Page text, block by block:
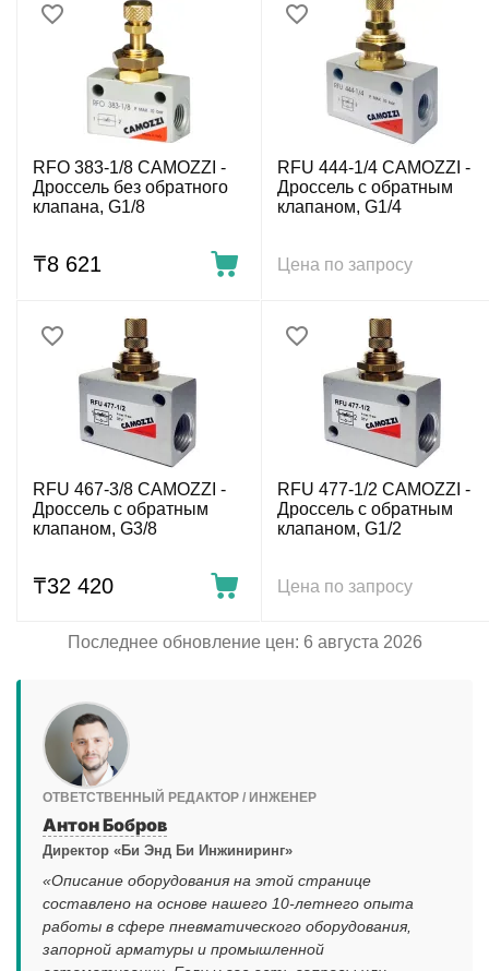
RFO 383-1/8 CAMOZZI -
Дроссель без обратного
клапана, G1/8
₸8 621
RFU 444-1/4 CAMOZZI -
Дроссель с обратным
клапаном, G1/4
Цена по запросу
RFU 467-3/8 CAMOZZI -
Дроссель с обратным
клапаном, G3/8
₸32 420
RFU 477-1/2 CAMOZZI -
Дроссель с обратным
клапаном, G1/2
Цена по запросу
Последнее обновление цен: 6 августа 2026
ОТВЕТСТВЕННЫЙ РЕДАКТОР / ИНЖЕНЕР
Антон Бобров
Директор «Би Энд Би Инжиниринг»
«Описание оборудования на этой странице
составлено на основе нашего 10-летнего опыта
работы в сфере пневматического оборудования,
запорной арматуры и промышленной